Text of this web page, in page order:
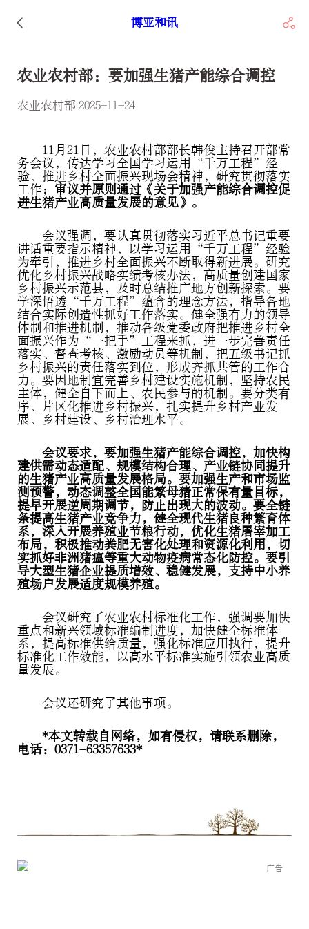
博亚和讯
农业农村部：要加强生猪产能综合调控
农业农村部 2025-11-24
11月21日，农业农村部部长韩俊主持召开部常
务会议，传达学习全国学习运用“千万工程”经
验、推进乡村全面振兴现场会精神，研究贯彻落实
工作； 审议并原则通过《关于加强产能综合调控促
进生猪产业高质量发展的意见》。
会议强调，要认真贯彻落实习近平总书记重要
讲话重要指示精神，以学习运用“千万工程”经验
为牵引，推进乡村全面振兴不断取得新进展。研究
优化乡村振兴战略实绩考核办法，高质量创建国家
乡村振兴示范县，及时总结推广地方创新探索。要
学深悟透“千万工程”蕴含的理念方法，指导各地
结合实际创造性抓好工作落实。健全强有力的领导
体制和推进机制，推动各级党委政府把推进乡村全
面振兴作为“一把手”工程来抓，进一步完善责任
落实、督查考核、激励动员等机制，把五级书记抓
乡村振兴的责任落实到位，形成齐抓共管的工作合
力。要因地制宜完善乡村建设实施机制，坚持农民
主体，健全自下而上、农民参与的机制。要分类有
序、片区化推进乡村振兴，扎实提升乡村产业发
展、乡村建设、乡村治理水平。
会议要求，要加强生猪产能综合调控，加快构
建供需动态适配、规模结构合理、产业链协同提升
的生猪产业高质量发展格局。要加强生产和市场监
测预警，动态调整全国能繁母猪正常保有量目标，
提早开展逆周期调节，防止出现大的波动。要全链
条提高生猪产业竞争力，健全现代生猪良种繁育体
系，深入开展养殖业节粮行动，优化生猪屠宰加工
布局，积极推动粪肥无害化处理和资源化利用，切
实抓好非洲猪瘟等重大动物疫病常态化防控。要引
导大型生猪企业提质增效、稳健发展，支持中小养
殖场户发展适度规模养殖。
会议研究了农业农村标准化工作，强调要加快
重点和新兴领域标准编制进度，加快健全标准体
系，提高标准供给质量，强化标准应用执行，提升
标准化工作效能，以高水平标准实施引领农业高质
量发展。
会议还研究了其他事项。
*本文转载自网络，如有侵权，请联系删除，
电话：0371-63357633*
广告